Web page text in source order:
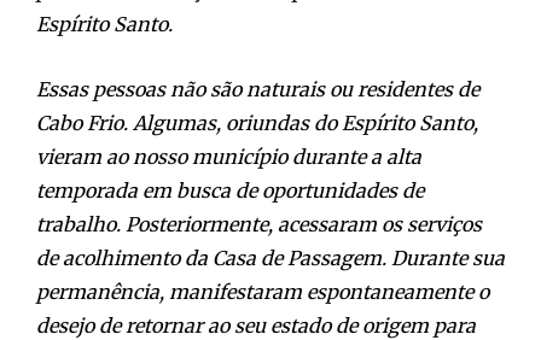
Espírito Santo.
Essas pessoas não são naturais ou residentes de
Cabo Frio. Algumas, oriundas do Espírito Santo,
vieram ao nosso município durante a alta
temporada em busca de oportunidades de
trabalho. Posteriormente, acessaram os serviços
de acolhimento da Casa de Passagem. Durante sua
permanência, manifestaram espontaneamente o
desejo de retornar ao seu estado de origem para